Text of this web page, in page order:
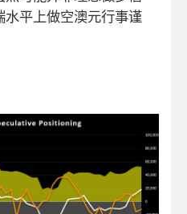
平上做空澳元行事谨